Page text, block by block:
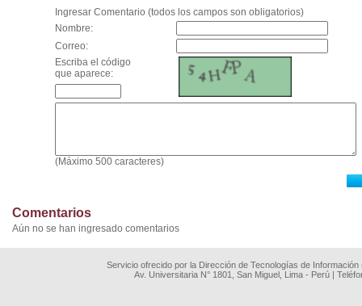
Ingresar Comentario (todos los campos son obligatorios)
Nombre:
Correo:
Escriba el código
que aparece:
(Máximo 500 caracteres)
Comentarios
Aún no se han ingresado comentarios
Servicio ofrecido por la Dirección de Tecnologías de
Av. Universitaria N° 1801, San Miguel, Lima - Perú |